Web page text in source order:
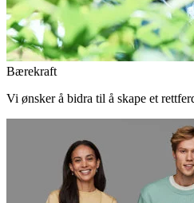
Bærekraft
Vi ønsker å bidra til å skape et